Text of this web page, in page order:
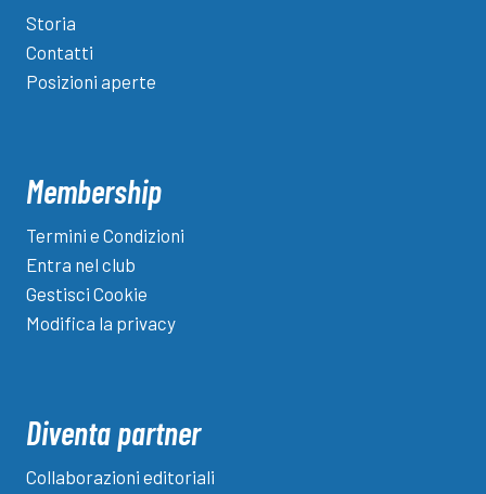
Storia
Contatti
Posizioni aperte
Membership
Termini e Condizioni
Entra nel club
Gestisci Cookie
Modifica la privacy
Diventa partner
Collaborazioni editoriali